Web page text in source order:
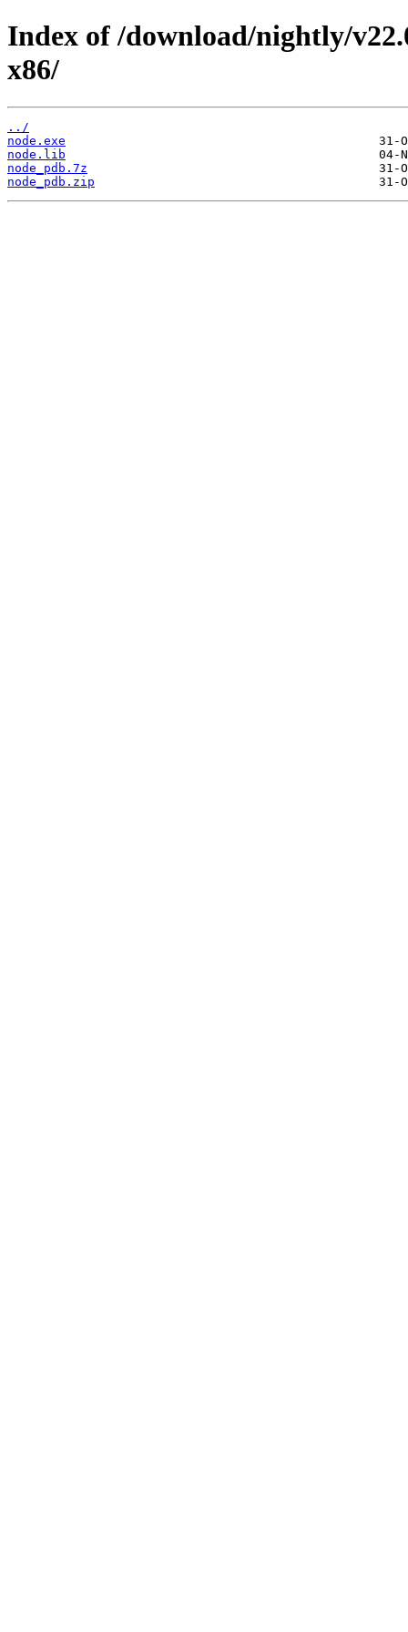
Index of /download/nightly/
x86/
../
node.exe
node.lib
node_pdb.7z
node_pdb.zip